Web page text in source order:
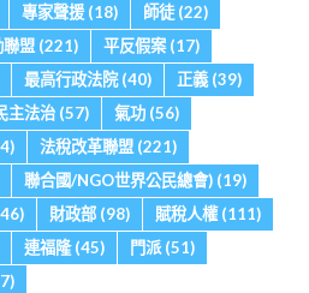
專家聲援(18) 師徒(22)
盟 (221) 平反假案(17)
最高行政法院(40) 正義(39)
主法治 (57) 氣功 (56)
法稅改革聯盟 (221)
聯合國/NGO世界公民總會) (19)
財政部 (98) 賦稅人權(111)
連福隆(45) 門派(51)